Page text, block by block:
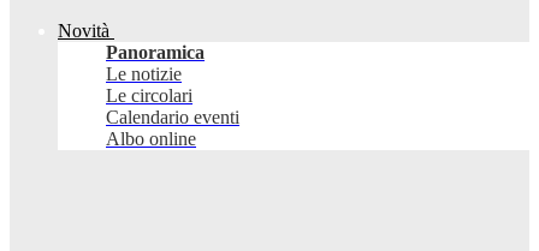
Novità
Panoramica
Le notizie
Le circolari
Calendario eventi
Albo online